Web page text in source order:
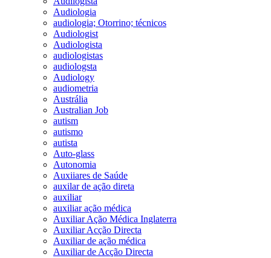
Audiologia
audiologia; Otorrino; técnicos
Audiologist
Audiologista
audiologistas
audiologsta
Audiology
audiometria
Austrália
Australian Job
autism
autismo
autista
Auto-glass
Autonomia
Auxiiares de Saúde
auxilar de ação direta
auxiliar
auxiliar ação médica
Auxiliar Ação Médica Inglaterra
Auxiliar Acção Directa
Auxiliar de ação médica
Auxiliar de Acção Directa